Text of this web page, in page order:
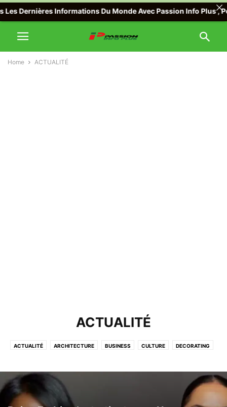
Home ACTUALITÉ
ACTUALITÉ
ACTUALITÉ ARCHITECTURE BUSINESS CULTURE DECORATING
HEALTH & FITNESS LIFESTYLE MOBILE PHONES MONDE
OPINION ÉDITORIAL
PHOTOGRAPHY SANTÉ
Du Monde Avec Passion Info Plus , Pour toute